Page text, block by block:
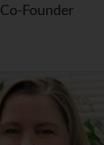
Co-Founder